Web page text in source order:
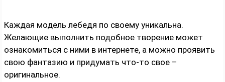
Каждая модель лебедя по своему уникальна.
Желающие выполнить подобное творение может
ознакомиться с ними в интернете, а можно проявить
свою фантазию и придумать что-то свое –
оригинальное.